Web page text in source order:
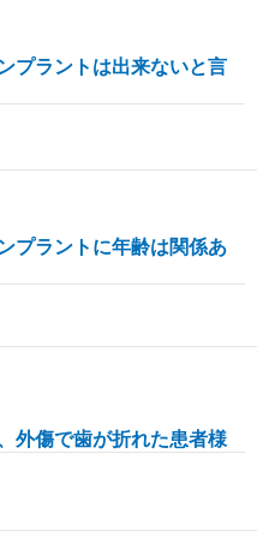
プラントは出来ないと言
プラントに年齢は関係あ
外傷で歯が折れた患者様